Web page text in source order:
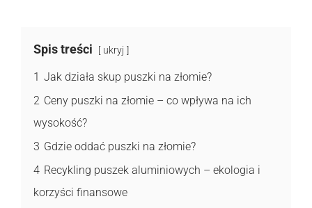
Spis treści ukryj
1 Jak działa skup puszki na złomie?
2 Ceny puszki na złomie – co wpływa na ich
wysokość?
3 Gdzie oddać puszki na złomie?
4 Recykling puszek aluminiowych – ekologia i
korzyści finansowe